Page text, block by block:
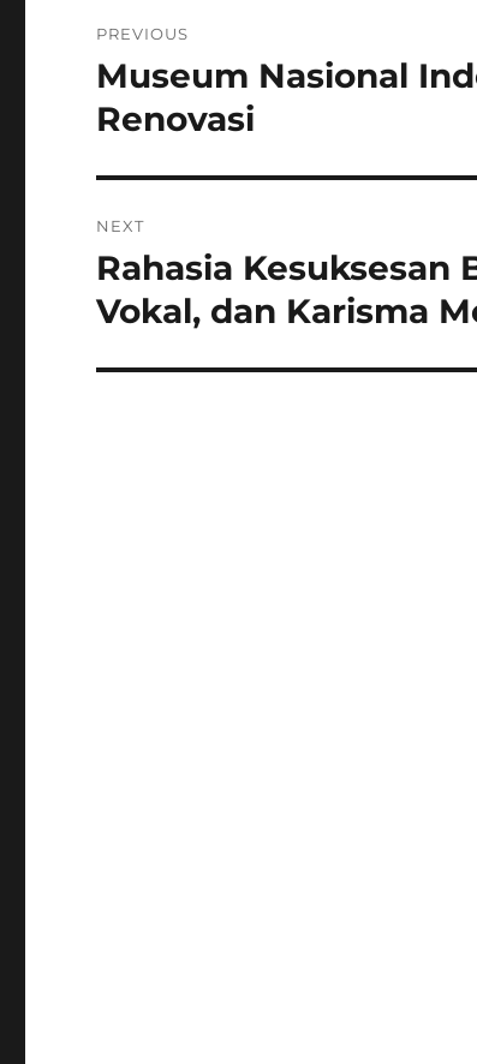
pos
PREVIOUS
Previous
post:
Museum Nasional
Renovasi
NEXT
Next
post:
Rahasia Kesuksesan
Vokal, dan Karisma